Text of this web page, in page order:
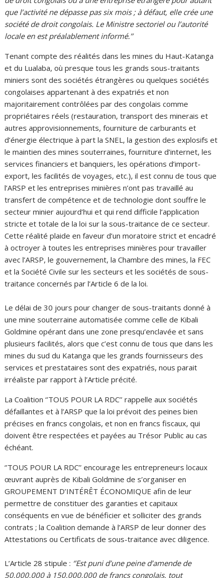
que l’activité ne dépasse pas six mois ; à défaut, elle crée une
société de droit congolais. Le Ministre sectoriel ou l’autorité
locale en est préalablement informé.’’
Tenant compte des réalités dans les mines du Haut-Katanga
et du Lualaba, où presque tous les grands sous-traitants
miniers sont des sociétés étrangères ou quelques sociétés
congolaises appartenant à des expatriés et non
majoritairement contrôlées par des congolais comme
propriétaires réels (restauration, transport des minerais et
autres approvisionnements, fourniture de carburants et
d’énergie électrique à part la SNEL, la gestion des explosifs et
le maintien des mines souterraines, fourniture d’internet, les
services financiers et banquiers, les opérations d’import-
export, les facilités de voyages, etc.), il est connu de tous que
l’ARSP et les entreprises minières n’ont pas travaillé au
transfert de compétence et de technologie dont souffre le
secteur minier aujourd’hui et qui rend difficile l’application
stricte et totale de la loi sur la sous-traitance de ce secteur.
Cette réalité plaide en faveur d’un moratoire strict et encadré
à octroyer à toutes les entreprises minières pour travailler
avec l’ARSP, le gouvernement, la Chambre des mines, la FEC
et la Société Civile sur les secteurs et les sociétés de sous-
traitance concernés par l’Article 6 de la loi.
Le délai de 30 jours pour changer de sous-traitants donné à
une mine souterraine automatisée comme celle de Kibali
Goldmine opérant dans une zone presqu’enclavée et sans
plusieurs facilités, alors que c’est connu de tous que dans les
mines du sud du Katanga que les grands fournisseurs des
services et prestataires sont des expatriés, nous parait
irréaliste par rapport à l’Article précité.
La Coalition ‘’TOUS POUR LA RDC’’ rappelle aux sociétés
défaillantes et à l’ARSP que la loi prévoit des peines bien
précises en francs congolais, et non en francs fiscaux, qui
doivent être respectées et payées au Trésor Public au cas
échéant.
‘’TOUS POUR LA RDC’’ encourage les entrepreneurs locaux
œuvrant auprès de Kibali Goldmine de s’organiser en
GROUPEMENT D’INTÉRÊT ÉCONOMIQUE afin de leur
permettre de constituer des garanties et capitaux
conséquents en vue de bénéficier et solliciter des grands
contrats ; la Coalition demande à l’ARSP de leur donner des
Attestations ou Certificats de sous-traitance avec diligence.
L’Article 28 stipule : ‘’Est puni d’une peine d’amende de
50.000.000 à 150.000.000 de francs congolais, tout